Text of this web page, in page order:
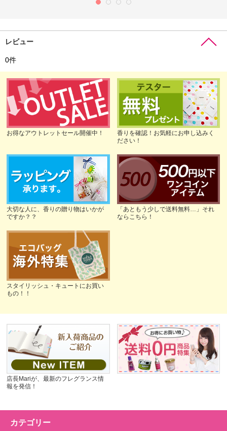
レビュー
0件
お得なアウトレットセール開催中！
香りを確認！お気軽にお申し込みく
ださい！
大切な人に、香りの贈り物はいかが
ですか？？
「あともう少しで送料無料…」それ
ならこちら！
スタイリッシュ・キュートにお買い
もの！！
店長Mariが、最新のフレグランス情
報を発信！
カテゴリー